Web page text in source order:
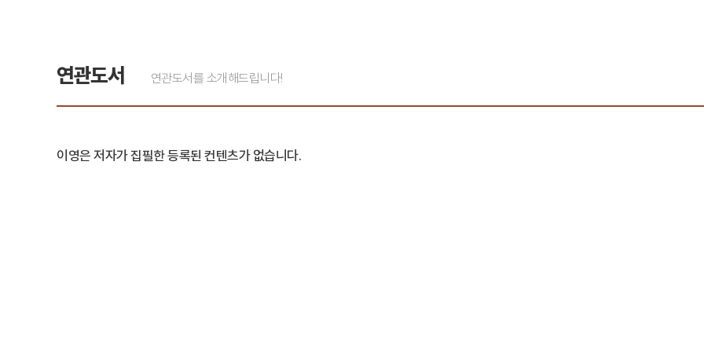
연관도서 연관도서를 소개해드립니다!
이영은 저자가 집필한 등록된 컨텐츠가 없습니다.